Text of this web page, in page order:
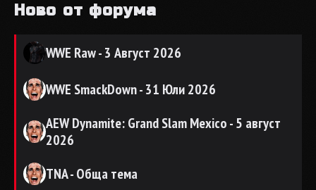
Ново от форума
WWE Raw - 3 Август 2026
WWE SmackDown - 31 Юли 2026
AEW Dynamite: Grand Slam Mexico - 5 август
2026
TNA - Обща тема